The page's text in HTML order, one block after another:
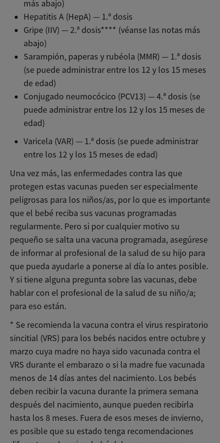
más abajo)
Hepatitis A (HepA) — 1.ª dosis
Gripe (IIV) — 2.ª dosis**** (véanse las notas más
abajo)
Sarampión, paperas y rubéola (MMR) — 1.ª dosis
(se puede administrar entre los 12 y los 15 meses
de edad)
Conjugado neumocócico (PCV13) — 4.ª dosis (se
puede administrar entre los 12 y los 15 meses de
edad)
Varicela (VAR) — 1.ª dosis (se puede administrar
entre los 12 y los 15 meses de edad)
Una vez más, las enfermedades contra las que
protegen estas vacunas pueden ser especialmente
peligrosas para los niños/as, por lo que es importante
que el bebé reciba sus vacunas programadas
regularmente. Pero si por cualquier motivo su
pequeño se salta una vacuna programada, asegúrese
de informar al profesional de la salud de su hijo para
que pueda ayudarle a ponerse al día lo antes posible.
Y si tiene alguna pregunta sobre las vacunas, debe
hablar con el profesional de la salud de su niño/a;
para eso están.
* Se recomienda la vacuna contra el virus respiratorio
sincitial (VRS) para los bebés nacidos entre octubre y
marzo cuya madre no haya sido vacunada contra el
VRS durante el embarazo o si la madre fue vacunada
menos de 14 días antes del nacimiento. Los bebés
deben recibir la vacuna durante la primera semana
después del nacimiento, aunque pueden recibirla
hasta los 8 meses. Fuera de esos meses de invierno,
es posible que su estado tenga recomendaciones